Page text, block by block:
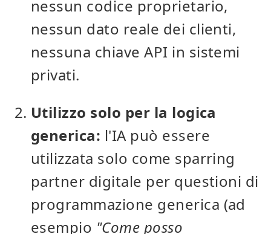
nessun codice proprietario,
nessun dato reale dei clienti,
nessuna chiave API in sistemi
privati.
Utilizzo solo per la logica
generica: l'IA può essere
utilizzata solo come sparring
partner digitale per questioni di
programmazione generica (ad
esempio "Come posso